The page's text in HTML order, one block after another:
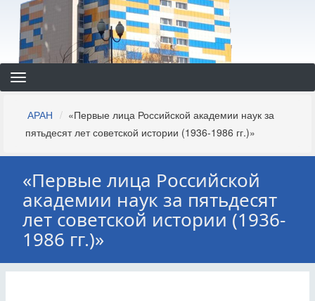
Строка
навигации
АРАН
«Первые лица Российской академии наук за
пятьдесят лет советской истории (1936-1986 гг.)»
«Первые лица Российской
академии наук за пятьдесят
лет советской истории (1936-
1986 гг.)»